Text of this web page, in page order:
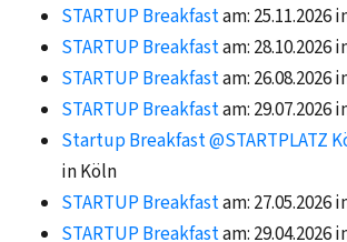
STARTUP Breakfastam: 25.11.2026
STARTUP Breakfastam: 28.10.2026
STARTUP Breakfastam: 26.08.2026
STARTUP Breakfastam: 29.07.2026
Startup Breakfast @STARTPLATZ
in Köln
STARTUP Breakfastam: 27.05.2026
STARTUP Breakfastam: 29.04.2026